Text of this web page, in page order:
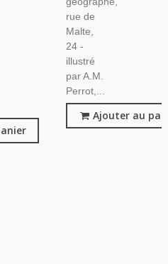
rue de
Malte,
24 -
illustré
par A.M.
Perrot,...
Ajouter au